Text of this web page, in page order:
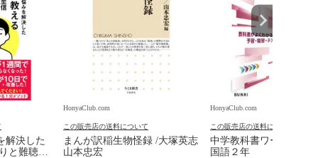
解決した
と難聴の
HonyaClub.com
この販売店の送料について
まんが訳稲生物怪録 /大塚英志
山本忠宏
HonyaClub.com
この販売店の送料について
中学教科書ワーク光村
国語２年